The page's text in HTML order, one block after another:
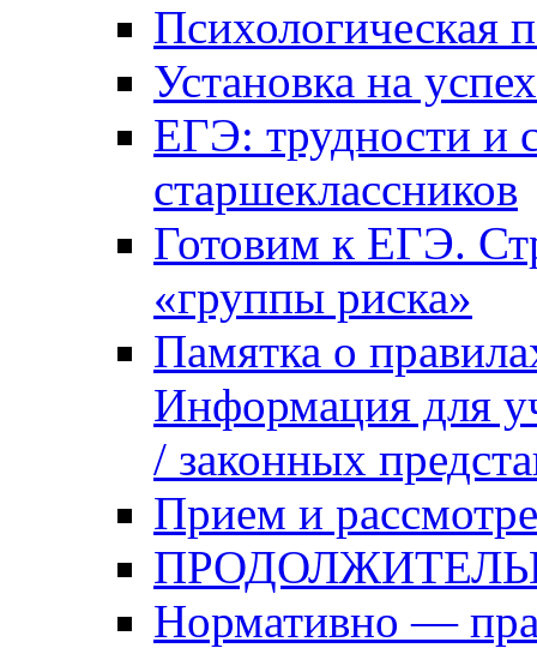
Психологическая
Установка на успех
ЕГЭ: трудности и
старшеклассников
Готовим к ЕГЭ.
«группы риска»
Памятка о
Информация для
/ законных
Прием и
Нормативно —